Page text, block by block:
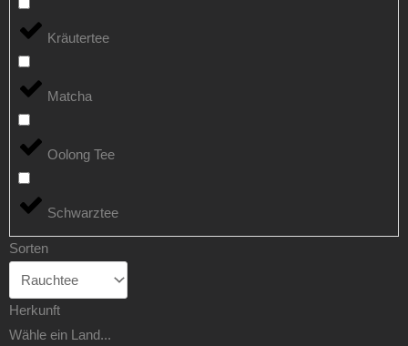
Kräutertee
Matcha
Oolong Tee
Schwarztee
Sorten
Herkunft
Wähle ein Land...